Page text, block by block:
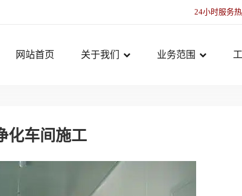
24小时服务
网站首页 关于我们 业务范围
化车间施工